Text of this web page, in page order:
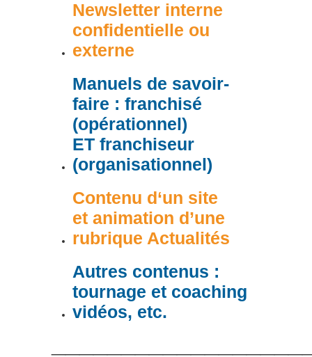
Newsletter interne
confidentielle ou
externe
Manuels de savoir-
faire : franchisé
(opérationnel)
ET franchiseur
(organisationnel)
Contenu d‘un site
et animation d’une
rubrique Actualités
Autres contenus :
tournage et coaching
vidéos, etc.